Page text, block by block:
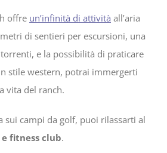
offre un’infinità di attività all’aria
di sentieri per escursioni, una
e la possibilità di praticare
stile western, potrai immergerti
vita del ranch.
sui campi da golf, puoi rilassarti al
e fitness club.